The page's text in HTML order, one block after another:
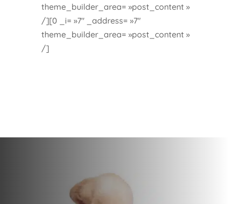
theme_builder_area= »post_content »
/][0 _i= »7″ _address= »7″
theme_builder_area= »post_content »
/]